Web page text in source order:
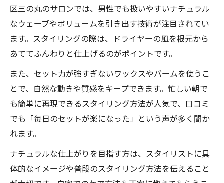
区三の丸のサロンでは、男性でも扱いやすいナチュラル
なウェーブやボリュームを引き出す技術が注目されてい
ます。スタイリングの際は、ドライヤーの風を根元から
あててふんわりと仕上げるのがポイントです。
また、セット力が強すぎないワックスやバームを使うこ
とで、自然な動きや質感をキープできます。忙しい朝で
も簡単に再現できるスタイリング方法が人気で、口コミ
でも「毎日のセットが楽になった」という声が多く聞か
れます。
ナチュラルな仕上がりを目指す方は、スタイリストに具
体的なイメージや普段のスタイリング方法を伝えること